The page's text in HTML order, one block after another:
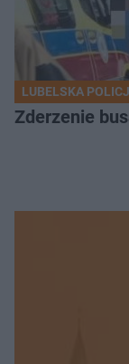
LUBELSKA
Zderzenie